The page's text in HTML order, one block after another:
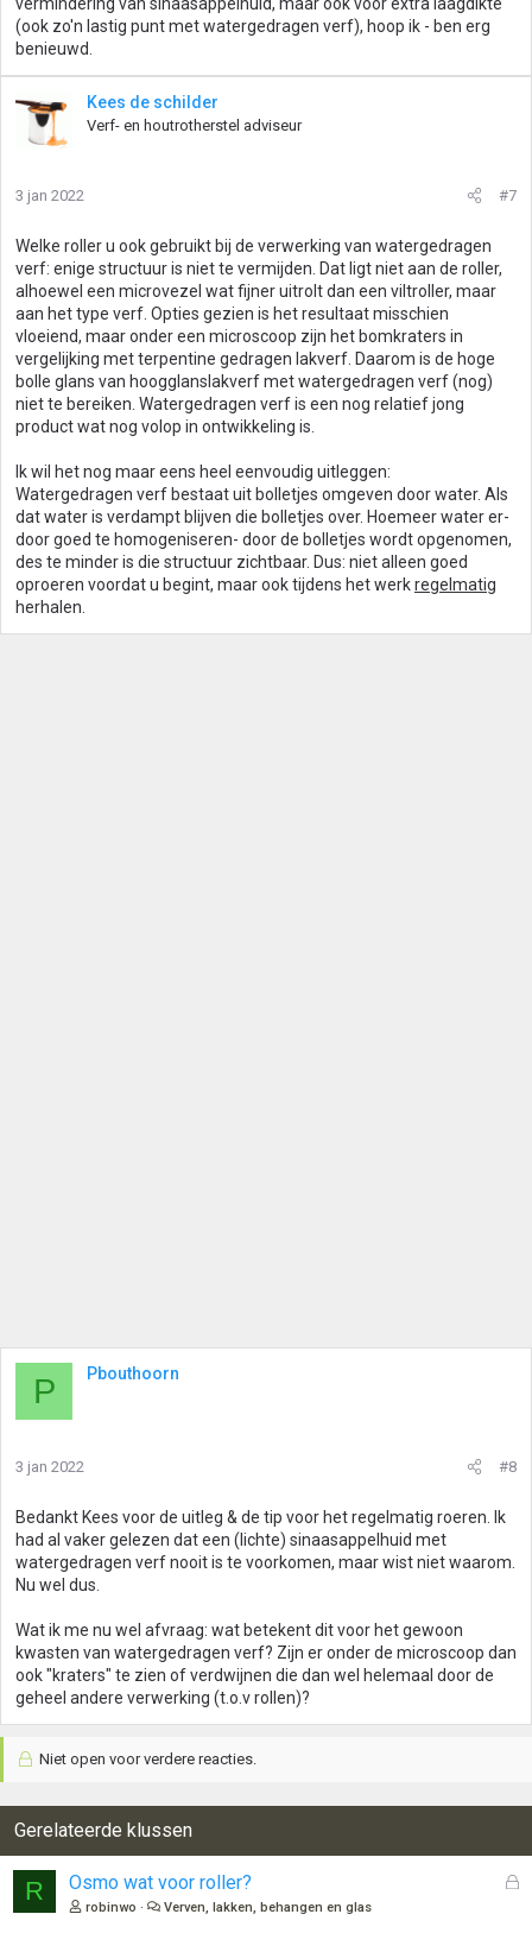
(ook zo'n lastig punt met watergedragen verf), hoop ik - ben erg
benieuwd.
Kees de schilder
Verf- en houtrotherstel adviseur
3 jan 2022 #7
Welke roller u ook gebruikt bij de verwerking van watergedragen
verf: enige structuur is niet te vermijden. Dat ligt niet aan de roller,
alhoewel een microvezel wat fijner uitrolt dan een viltroller, maar
aan het type verf. Opties gezien is het resultaat misschien
vloeiend, maar onder een microscoop zijn het bomkraters in
vergelijking met terpentine gedragen lakverf. Daarom is de hoge
bolle glans van hoogglanslakverf met watergedragen verf (nog)
niet te bereiken. Watergedragen verf is een nog relatief jong
product wat nog volop in ontwikkeling is.
Ik wil het nog maar eens heel eenvoudig uitleggen:
Watergedragen verf bestaat uit bolletjes omgeven door water. Als
dat water is verdampt blijven die bolletjes over. Hoemeer water er-
door goed te homogeniseren- door de bolletjes wordt opgenomen,
des te minder is die structuur zichtbaar. Dus: niet alleen goed
oproeren voordat u begint, maar ook tijdens het werkregelmatig
herhalen.
P Pbouthoorn
3 jan 2022 #8
Bedankt Kees voor de uitleg & de tip voor het regelmatig roeren. Ik
had al vaker gelezen dat een (lichte) sinaasappelhuid met
watergedragen verf nooit is te voorkomen, maar wist niet waarom.
Nu wel dus.
Wat ik me nu wel afvraag: wat betekent dit voor het gewoon
kwasten van watergedragen verf? Zijn er onder de microscoop dan
ook "kraters" te zien of verdwijnen die dan wel helemaal door de
geheel andere verwerking (t.o.v rollen)?
Niet open voor verdere reacties.
Gerelateerde klussen
R
G
Osmo wat voor roller?
robinwo Verven, lakken, behangen en glas